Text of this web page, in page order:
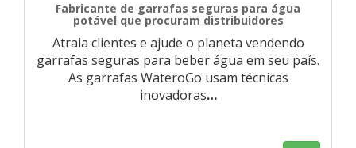
Fabricante de garrafas seguras para água
potável que procuram distribuidores
Atraia clientes e ajude o planeta vendendo
garrafas seguras para beber água em seu país.
As garrafas WateroGo usam técnicas
inovadoras…